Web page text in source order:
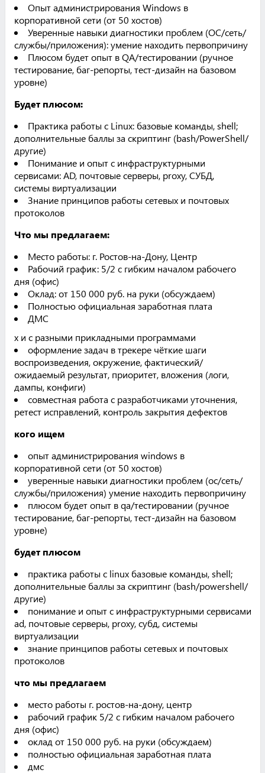
Опыт администрирования Windows в
корпоративной сети (от 50 хостов)
Уверенные навыки диагностики проблем (ОС/сеть/
службы/приложения): умение находить первопричину
Плюсом будет опыт в QA/тестировании (ручное
тестирование, баг-репорты, тест-дизайн на базовом
уровне)
Будет плюсом:
Практика работы с Linux: базовые команды, shell;
дополнительные баллы за скриптинг (bash/PowerShell/
другие)
Понимание и опыт с инфраструктурными
сервисами: AD, почтовые серверы, proxy, СУБД,
системы виртуализации
Знание принципов работы сетевых и почтовых
протоколов
Что мы предлагаем:
Место работы: г. Ростов-на-Дону, Центр
Рабочий график: 5/2 с гибким началом рабочего
дня (офис)
Оклад: от 150 000 руб. на руки (обсуждаем)
Полностью официальная заработная плата
ДМС
х и с разными прикладными программами
оформление задач в трекере чёткие шаги
воспроизведения, окружение, фактический/
ожидаемый результат, приоритет, вложения (логи,
дампы, конфиги)
совместная работа с разработчиками уточнения,
ретест исправлений, контроль закрытия дефектов
кого ищем
опыт администрирования windows в
корпоративной сети (от 50 хостов)
уверенные навыки диагностики проблем (ос/сеть/
службы/приложения) умение находить первопричину
плюсом будет опыт в qa/тестировании (ручное
тестирование, баг-репорты, тест-дизайн на базовом
уровне)
будет плюсом
практика работы с linux базовые команды, shell;
дополнительные баллы за скриптинг (bash/powershell/
другие)
понимание и опыт с инфраструктурными сервисами
ad, почтовые серверы, proxy, субд, системы
виртуализации
знание принципов работы сетевых и почтовых
протоколов
что мы предлагаем
место работы г. ростов-на-дону, центр
рабочий график 5/2 с гибким началом рабочего
дня (офис)
оклад от 150 000 руб. на руки (обсуждаем)
полностью официальная заработная плата
дмс